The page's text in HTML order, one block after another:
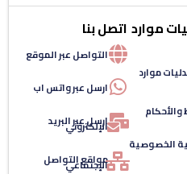
اتصل بنا
التواصل عبر الموقع
ارسل عبر واتس اب
ارسل عبر البريد
الإلكتروني
مواقع التواصل
الإجتماعي